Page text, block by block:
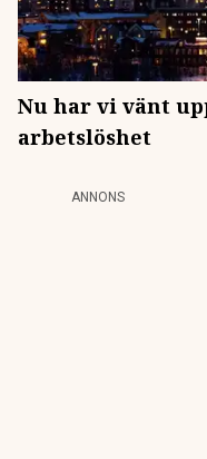
Nu har vi vänt
arbetslöshet
ANNONS